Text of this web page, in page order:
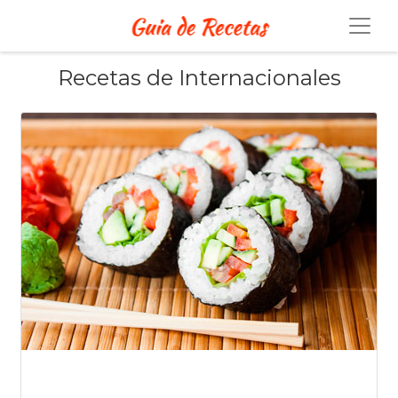
Recetas de Internacionales